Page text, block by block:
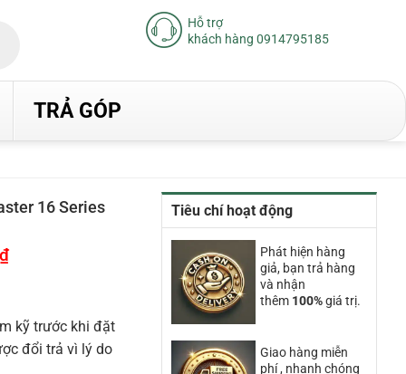
Hỗ trợ
khách hàng 0914795185
TRẢ GÓP
Tiêu chí hoạt động
Phát hiện hàng
giả, bạn trả hàng
và nhận
thêm 100%giá trị.
Giao hàng miễn
phí , nhanh chóng
16 Series
₫Giá
kỹ trước khi đặt
đổi trả vì lý do